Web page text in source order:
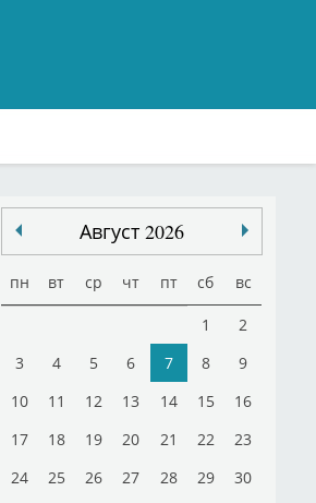
Август 2026
пн вт ср чт пт сб вс
1
2
3
4 5 6 7 8
9
10
11 12 13 14 15
16
17
18 19 20 21 22
23
24
25 26 27 28 29
30